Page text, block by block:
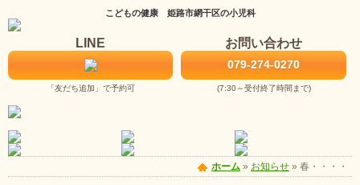
こどもの健康 姫路市網干区の小児科
LINE
「友だち追加」で予約可
お問い合わせ
079-274-0270
(7:30～受付終了時間まで)
ホーム » お知らせ » 春・・・・